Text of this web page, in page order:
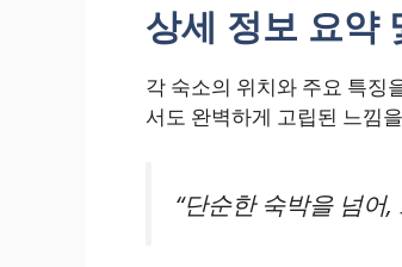
상세 정보 요약
각 숙소의 위치와 주요 특징
서도 완벽하게 고립된 느낌
“단순한 숙박을 넘어